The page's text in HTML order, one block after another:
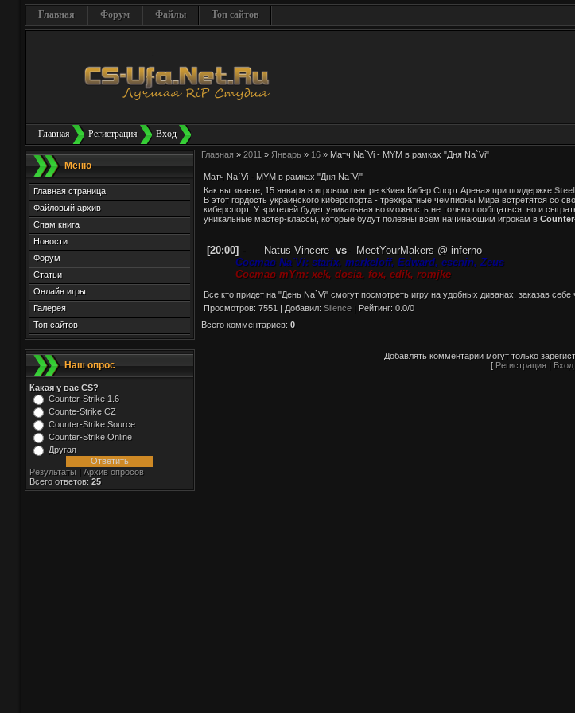
Главная Форум Файлы Топ сайтов
Главная Регистрация Вход
Меню
Главная страница
Файловый архив
Спам книга
Новости
Форум
Статьи
Онлайн игры
Галерея
Топ сайтов
Наш опрос
Какая у вас CS?
Counter-Strike 1.6
Counte-Strike CZ
Counter-Strike Source
Counter-Strike Online
Другая
Результаты | Архив опросов
Всего ответов: 25
Главная » 2011 » Январь » 16 » Матч Na`Vi - MYM в рамках "Дня Na`Vi"
Матч Na`Vi - MYM в рамках "Дня Na`Vi"
Как вы знаете, 15 января в игровом центре «Киев Кибер Спорт Арена» при поддержке
В этот гордость украинского киберспорта - трехкратные чемпионы Мира встретятся со
киберспорт. У зрителей будет уникальная возможность не только пообщаться, но и
уникальные мастер-классы, которые будут полезны всем начинающим игрокам в
[20:00] - Natus Vincere -vs-
MeetYourMakers @ inferno
Состав Na`Vi: starix, markeloff, Edward, esenin, Zeus
Состав mYm: xek, dosia, fox, edik, romjke
Все кто придет на "День Na`Vi" смогут посмотреть игру на удобных диванах, заказав
Просмотров: 7551 | Добавил: Silence | Рейтинг: 0.0/0
Всего комментариев: 0
Добавлять комментарии могут только
[ Регистрация | Вход